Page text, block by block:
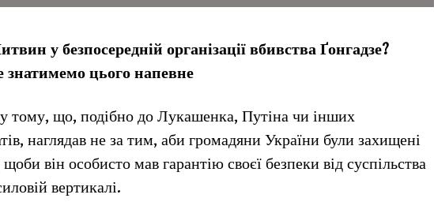
у безпосередній організації вбивства Ґонгадзе?
цього напевне
тому, що, подібно до Лукашенка, Путіна чи інших
наглядав не за тим, аби громадяни України були захищені
він особисто мав гарантію своєї безпеки від суспільства
вертикалі.